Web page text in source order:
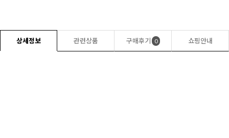
상세정보 관련상품 구매후기 0 쇼핑안내